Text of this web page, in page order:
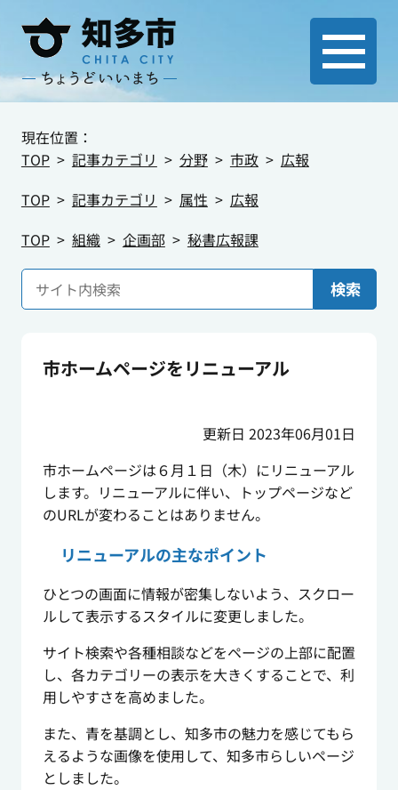
現在位置：
TOP
記事カテゴリ 分野 市政
広報
TOP
記事カテゴリ 属性
広報
TOP
組織 企画部 秘書広報課
検索
市ホームページをリニューアル
更新日 2023年06月01日
市ホームページは６月１日（木）にリニューアル
します。リニューアルに伴い、トップページなど
のURLが変わることはありません。
リニューアルの主なポイント
ひとつの画面に情報が密集しないよう、スクロー
ルして表示するスタイルに変更しました。
サイト検索や各種相談などをページの上部に配置
し、各カテゴリーの表示を大きくすることで、利
用しやすさを高めました。
また、青を基調とし、知多市の魅力を感じてもら
えるような画像を使用して、知多市らしいページ
としました。